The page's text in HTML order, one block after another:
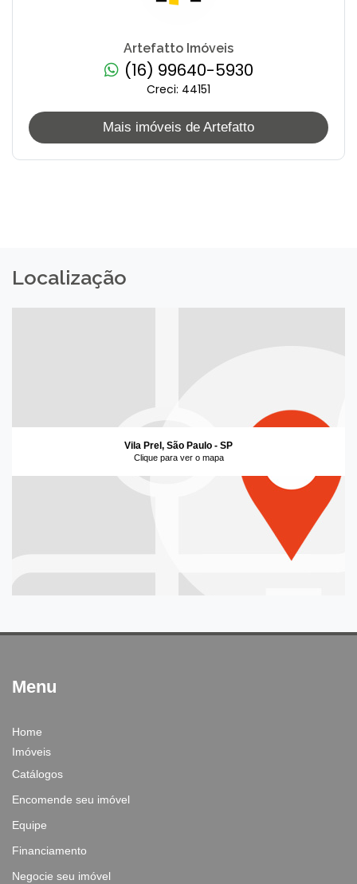
Artefatto Imóveis
(16) 99640-5930
Creci: 44151
Mais imóveis de Artefatto
Localização
Vila Prel, São Paulo - SP
Clique para ver o mapa
Menu
Home
Imóveis
Catálogos
Encomende seu imóvel
Equipe
Financiamento
Negocie seu imóvel